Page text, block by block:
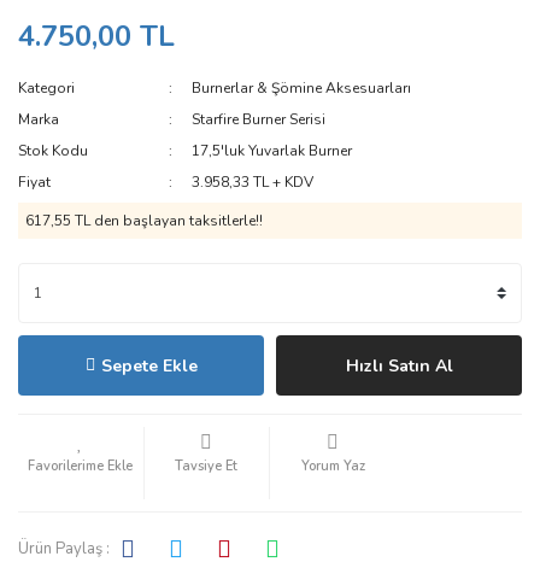
4.750,00 TL
Kategori
Burnerlar & Şömine Aksesuarları
Marka
Starfire Burner Serisi
Stok Kodu
17,5'luk Yuvarlak Burner
Fiyat
3.958,33 TL + KDV
617,55 TL den başlayan taksitlerle!!
Sepete Ekle Hızlı Satın Al
Tavsiye Et Yorum Yaz
Ürün Paylaş :